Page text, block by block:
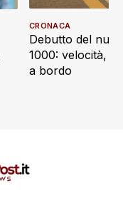
Debutto del
1000: velocità,
a bordo
CRONACA